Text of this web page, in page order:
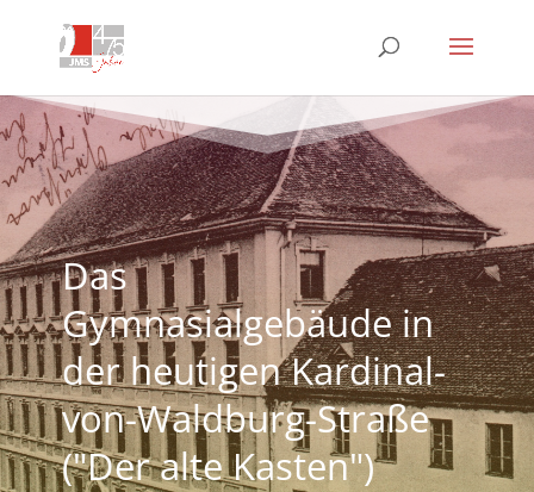
Das
Gymnasialgebäude in
der heutigen Kardinal-
von-Waldburg-Straße
("Der alte Kasten")